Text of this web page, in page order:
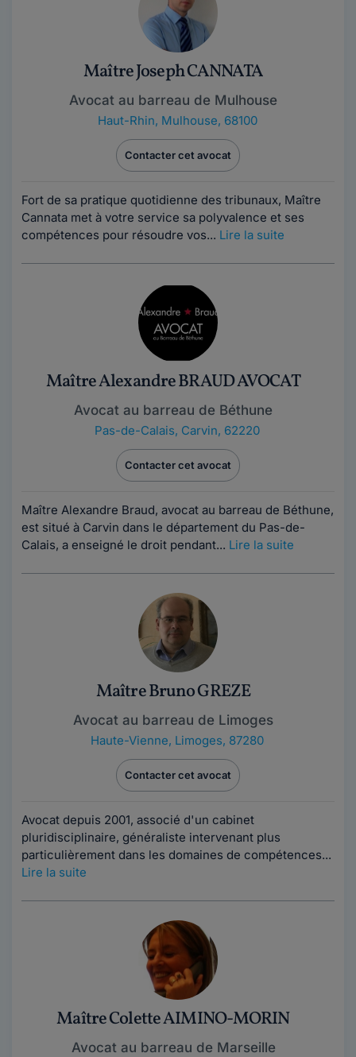
Maître Joseph CANNATA
Avocat au barreau de Mulhouse
Haut-Rhin, Mulhouse, 68100
Contacter cet avocat
Fort de sa pratique quotidienne des tribunaux, Maître
Cannata met à votre service sa polyvalence et ses
compétences pour résoudre vos... Lire la suite
Maître Alexandre BRAUD AVOCAT
Avocat au barreau de Béthune
Pas-de-Calais, Carvin, 62220
Contacter cet avocat
Maître Alexandre Braud, avocat au barreau de Béthune,
est situé à Carvin dans le département du Pas-de-
Calais, a enseigné le droit pendant... Lire la suite
Maître Bruno GREZE
Avocat au barreau de Limoges
Haute-Vienne, Limoges, 87280
Contacter cet avocat
Avocat depuis 2001, associé d'un cabinet
pluridisciplinaire, généraliste intervenant plus
particulièrement dans les domaines de compétences...
Lire la suite
Maître Colette AIMINO-MORIN
Avocat au barreau de Marseille